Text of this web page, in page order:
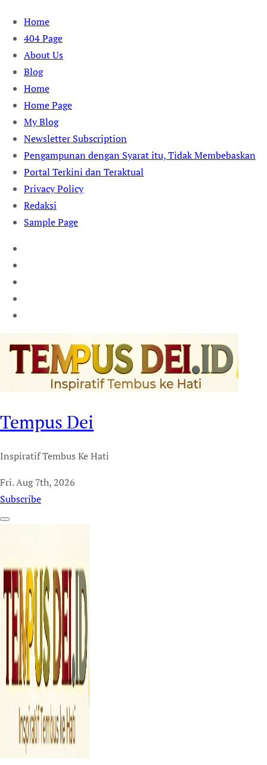
Skip
content
Home
404 Page
About Us
Blog
Home
Home Page
My Blog
Newsletter Subscription
Pengampunan dengan Syarat itu, Tidak Membebaskan
Portal Terkini dan Teraktual
Privacy Policy
Redaksi
Sample Page
Tempus Dei
Inspiratif Tembus Ke Hati
Fri. Aug 7th, 2026
Subscribe